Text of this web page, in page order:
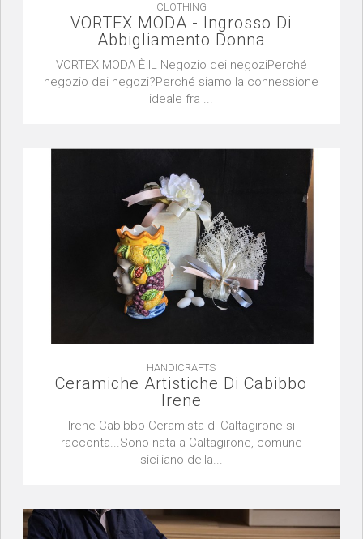
CLOTHING
VORTEX MODA - Ingrosso Di
Abbigliamento Donna
VORTEX MODA È IL Negozio dei negoziPerché
negozio dei negozi?Perché siamo la connessione
ideale fra ...
HANDICRAFTS
Ceramiche Artistiche Di Cabibbo
Irene
Irene Cabibbo Ceramista di Caltagirone si
racconta...Sono nata a Caltagirone, comune
siciliano della...